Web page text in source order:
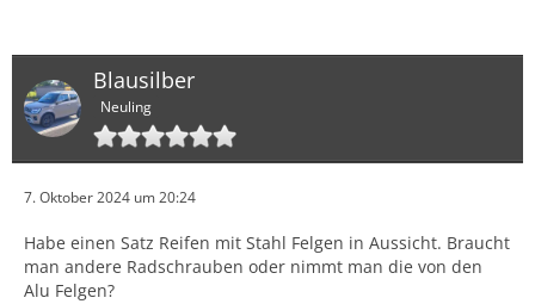
Blausilber
Neuling
7. Oktober 2024 um 20:24
Habe einen Satz Reifen mit Stahl Felgen in Aussicht. Braucht
man andere Radschrauben oder nimmt man die von den
Alu Felgen?